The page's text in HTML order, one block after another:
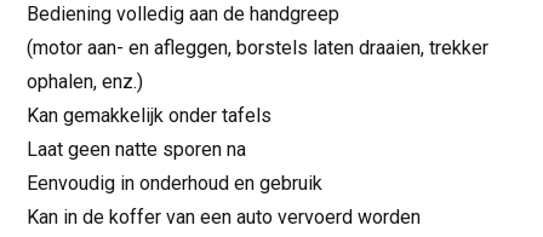
Bediening volledig aan de handgreep
(motor aan- en afleggen, borstels laten draaien, trekker
ophalen, enz.)
Kan gemakkelijk onder tafels
Laat geen natte sporen na
Eenvoudig in onderhoud en gebruik
Kan in de koffer van een auto vervoerd worden